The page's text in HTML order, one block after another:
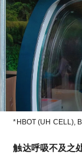
*HBOT (UH CELL),
触达呼吸不及之